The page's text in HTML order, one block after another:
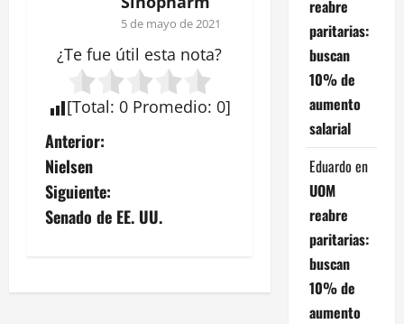
5 de mayo de 2021
¿Te fue útil esta nota?
[Total: 0 Promedio: 0]
N
a
v
g
Anterior:
Nielsen
Siguiente:
Senado de EE. UU.
reabre
paritarias:
buscan
10% de
aumento
salarial
Eduardo en
UOM
reabre
paritarias:
buscan
10% de
aumento